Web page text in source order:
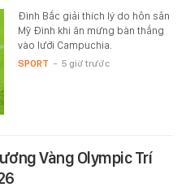
Đình Bắc giải thích lý do hôn sân
Mỹ Đình khi ăn mừng bàn thắng
vào lưới Campuchia.
SPORT - 5 giờ trước
Vàng Olympic Trí